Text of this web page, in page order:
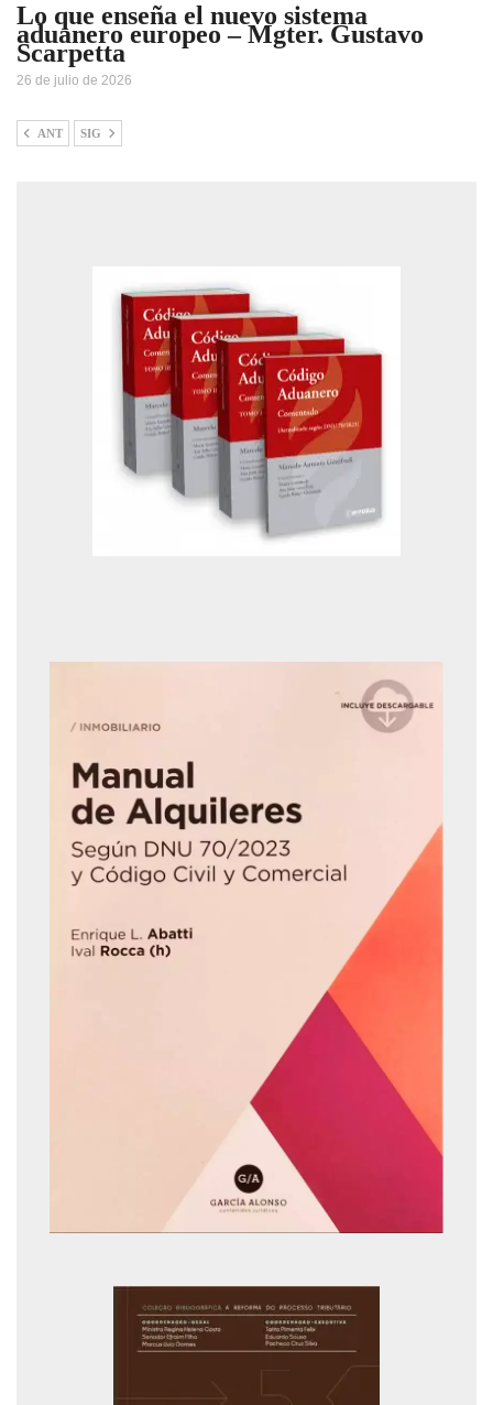
Lo que enseña el nuevo sistema
aduanero europeo – Mgter. Gustavo
Scarpetta
26 de julio de 2026
ANT SIG